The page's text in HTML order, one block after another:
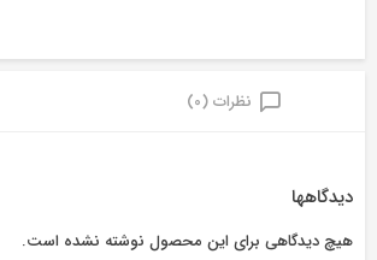
نظرات (0)
دیدگاهها
هیچ دیدگاهی برای این محصول نوشته نشده است.